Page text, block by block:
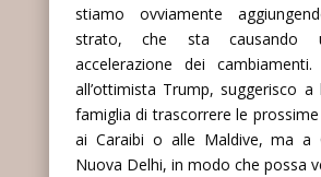
stiamo ovviamente
strato, che sta causando
accelerazione dei
all’ottimista Trump, suggerisco
famiglia di trascorrere le
ai Caraibi o alle Maldive, ma a
Nuova Delhi, in modo che possa